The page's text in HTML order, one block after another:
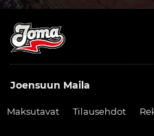
Joensuun Maila
Maksutavat Tilausehdot